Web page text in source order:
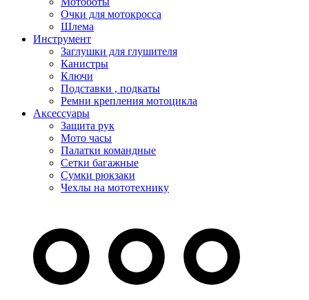
Очки для мотокросса
Шлема
Инструмент
Заглушки для глушителя
Канистры
Ключи
Подставки , подкаты
Ремни крепления мотоцикла
Аксессуары
Защита рук
Мото часы
Палатки командные
Сетки багажные
Сумки рюкзаки
Чехлы на мототехнику